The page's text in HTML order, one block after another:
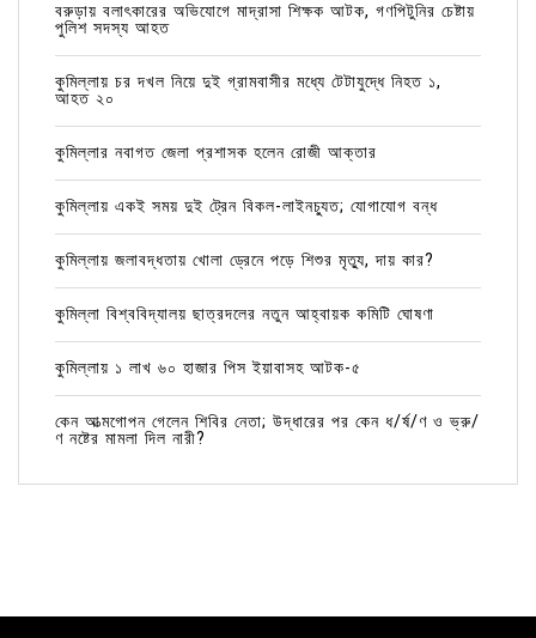
বরুড়ায় বলাৎকারের অভিযোগে মাদ্রাসা শিক্ষক আটক, গণপিটুনির চেষ্টায়
পুলিশ সদস্য আহত
কুমিল্লায় চর দখল নিয়ে দুই গ্রামবাসীর মধ্যে টেটাযুদ্ধে নিহত ১,
আহত ২০
কুমিল্লার নবাগত জেলা প্রশাসক হলেন রোজী আক্তার
কুমিল্লায় একই সময় দুই ট্রেন বিকল-লাইনচ্যুত; যোগাযোগ বন্ধ
কুমিল্লায় জলাবদ্ধতায় খোলা ড্রেনে পড়ে শিশুর মৃত্যু, দায় কার?
কুমিল্লা বিশ্ববিদ্যালয় ছাত্রদলের নতুন আহ্বায়ক কমিটি ঘোষণা
কুমিল্লায় ১ লাখ ৬০ হাজার পিস ইয়াবাসহ আটক-৫
কেন আত্মগোপন গেলেন শিবির নেতা; উদ্ধারের পর কেন ধ/র্ষ/ণ ও ভ্রু/
ণ নষ্টের মামলা দিল নারী?